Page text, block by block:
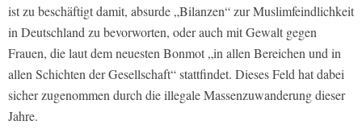
ist zu beschäftigt damit, absurde „Bilanzen“ zur Muslimfeindlichkeit
in Deutschland zu bevorworten, oder auch mit Gewalt gegen
Frauen, die laut dem neuesten Bonmot „in allen Bereichen und in
allen Schichten der Gesellschaft“ stattfindet. Dieses Feld hat dabei
sicher zugenommen durch die illegale Massenzuwanderung dieser
Jahre.